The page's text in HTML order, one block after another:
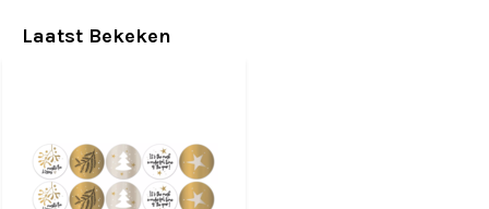
Laatst Bekeken